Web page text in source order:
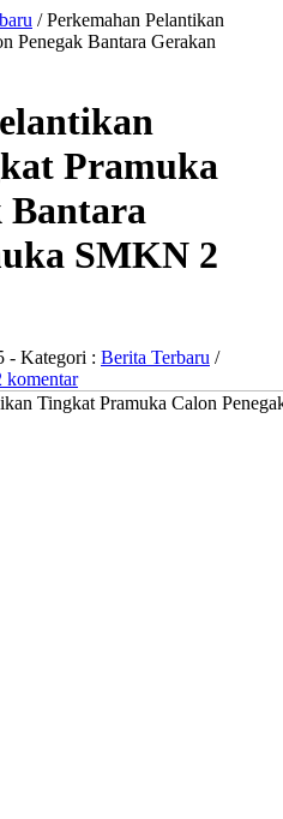
/Perkemahan Pelantikan
Penegak Bantara Gerakan
Pramuka
Bantara
SMKN 2
- Kategori : Berita Terbaru /
komentar